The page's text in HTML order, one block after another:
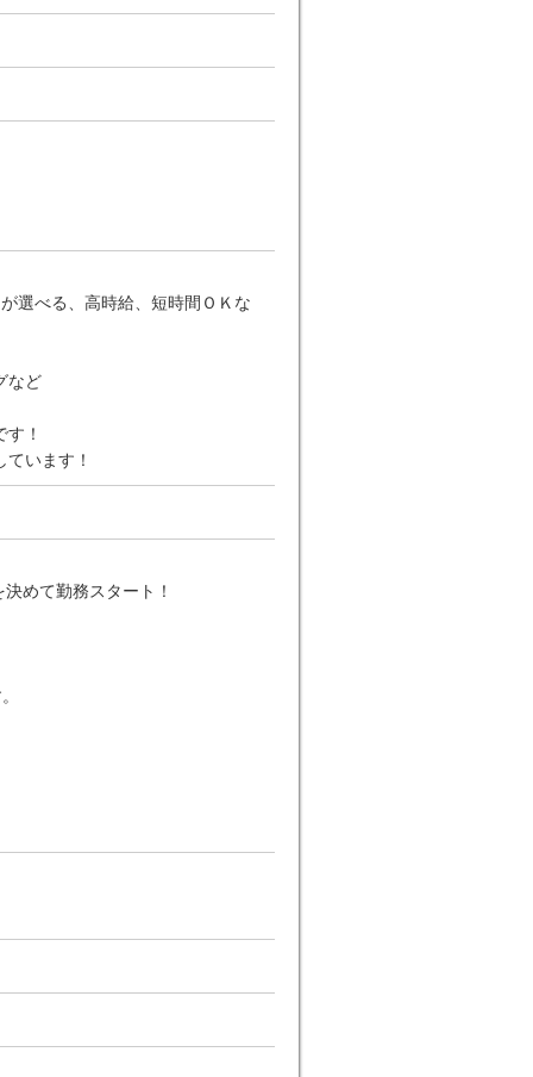
選べる、高時給、短時間ＯＫな
など
！
います！
めて勤務スタート！